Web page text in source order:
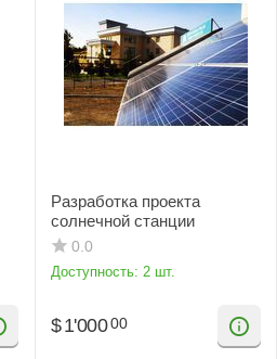
Разработка проекта
солнечной станции
0.0
Доступность: 2 шт.
$1'000 00